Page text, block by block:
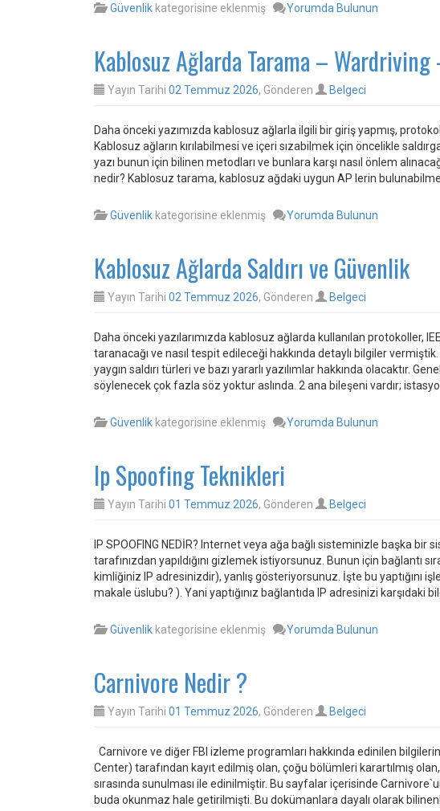
Güvenlik kategorisine eklenmiş Yorumda Bulunun
Kablosuz Ağlarda Tarama –
Yayın Tarihi 02 Temmuz 2026, Gönderen Belgeci
Daha önceki yazımızda kablosuz ağlarla ilgili bir giriş yapmış,
Kablosuz ağların kırılabilmesi ve içeri sızabilmek için öncelikle
yazı bunun için bilinen metodları ve bunlara karşı nasıl önlem
nedir? Kablosuz tarama, kablosuz ağdaki uygun AP lerin
Güvenlik kategorisine eklenmiş Yorumda Bulunun
Kablosuz Ağlarda Saldırı ve Güvenlik
Yayın Tarihi 02 Temmuz 2026, Gönderen Belgeci
Daha önceki yazılarımızda kablosuz ağlarda kullanılan protokoller,
taranacağı ve nasıl tespit edileceği hakkında detaylı bilgiler
yaygın saldırı türleri ve bazı yararlı yazılımlar hakkında olacaktır.
söylenecek çok fazla söz yoktur aslında. 2 ana bileşeni vardır;
Güvenlik kategorisine eklenmiş Yorumda Bulunun
Ip Spoofing Teknikleri
Yayın Tarihi 01 Temmuz 2026, Gönderen Belgeci
IP SPOOFING NEDİR? Internet veya ağa bağlı sisteminizle başka bir
tarafınızdan yapıldığını gizlemek istiyorsunuz. Bunun için bağlantı
kimliğiniz IP adresinizdir), yanlış gösteriyorsunuz. İşte bu yaptığını
makale üslubu? ). Yani yaptığınız bağlantıda IP adresinizi karşıdaki
Güvenlik kategorisine eklenmiş Yorumda Bulunun
Carnivore Nedir ?
Yayın Tarihi 01 Temmuz 2026, Gönderen Belgeci
Carnivore ve diğer FBI izleme programları hakkında edinilen
Center) tarafından kayıt edilmiş olan, çoğu bölümleri karartılmış olan,
sırasında sunulması ile edinilmiştir. Bu sayfalar içerisinde
buda okunmaz hale getirilmişti. Bu dokümanlara dayalı olarak